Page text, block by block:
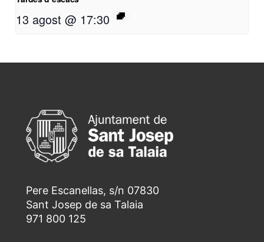
13 agost @ 17:30
Pere Escanellas, s/n 07830
Sant Josep de sa Talaia
971 800 125